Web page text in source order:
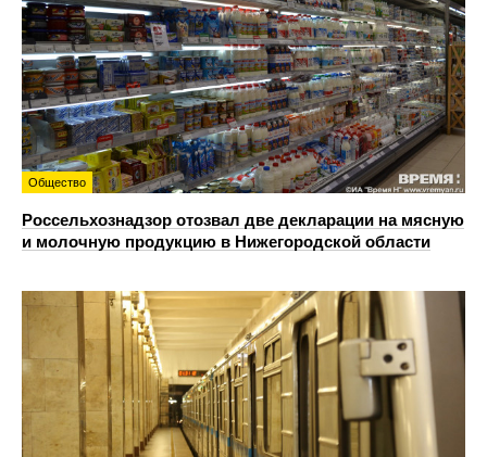
Общество
Россельхознадзор отозвал две декларации на мясную
и молочную продукцию в Нижегородской области